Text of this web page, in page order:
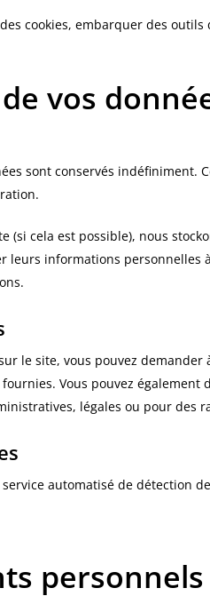
cookies, embarquer des
vos
sont conservés
cela est possible), nous
informations personnelles
le site, vous pouvez
Vous pouvez
légales ou pour des
automatisé de détection
personnels